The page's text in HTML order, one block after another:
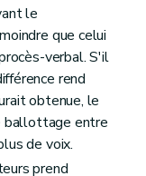
le
que celui
verbal. S'il
rend
obtenue, le
ballottage entre
de voix.
prend